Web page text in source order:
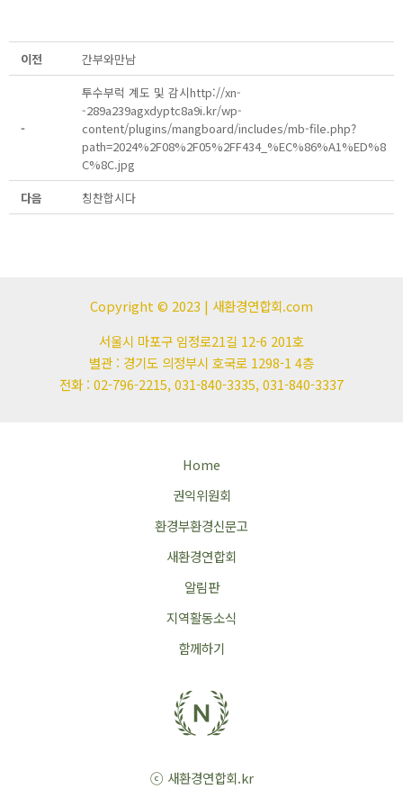
이전 간부와만남
-
투수부럭 계도 및 감시http://xn-
-289a239agxdyptc8a9i.kr/wp-
content/plugins/mangboard/includes/mb-file.php?
path=2024%2F08%2F05%2FF434_%EC%86%A1%ED%8
C%8C.jpg
다음
칭찬합시다
Copyright © 2023 | 새환경연합회.com
서울시 마포구 임정로21길 12-6 201호
별관 : 경기도 의정부시 호국로 1298-1 4층
전화 : 02-796-2215, 031-840-3335, 031-840-3337
Home
권익위원회
환경부환경신문고
새환경연합회
알림판
지역활동소식
함께하기
ⓒ 새환경연합회.kr